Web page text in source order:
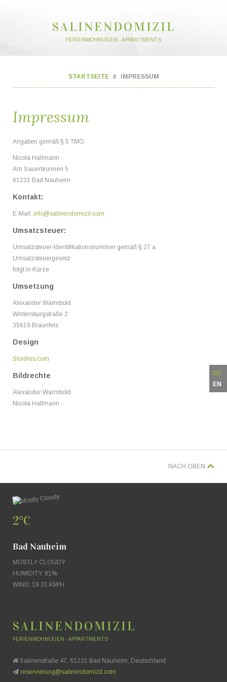
SALINENDOMIZIL
FERIENWOHNUGEN - APPARTMENTS
DE
EN
STARTSEITE IMPRESSUM
Impressum
Angaben gemäß § 5 TMG:
Nicola Hallmann
Am Sauerbrunnen 5
61231 Bad Nauheim
Kontakt:
E-Mail: info@salinendomizil.com
Umsatzsteuer:
Umsatzsteuer-Identifikationsnummer gemäß § 27 a
Umsatzsteuergesetz:
folgt in Kürze
Umsetzung
Alexander Warmbold
Wintersburgstraße 2
35619 Braunfels
Design
Sloidres.com
Bildrechte
Alexander Warmbold
Nicola Hallmann
NACH OBEN
2°C
Bad Nauheim
MOSTLY CLOUDY
HUMIDITY: 81%
WIND: 19.31 KM/H
SALINENDOMIZIL
FERIENWOHNUGEN - APPARTMENTS
Salinenstraße 47, 61231 Bad Nauheim, Deutschland
reservierung@salinendomizil.com